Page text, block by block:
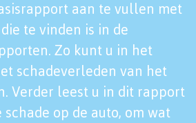
aan te vullen met
te vinden is in de
Zo kunt u in het
schadeverleden van het
Verder leest u in dit rapport
op de auto, om wat